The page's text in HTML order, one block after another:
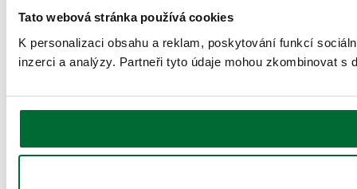
Tato webová stránka používá cookies
K personalizaci obsahu a reklam, poskytování funkcí
inzerci a analýzy. Partneři tyto údaje mohou zkombinovat